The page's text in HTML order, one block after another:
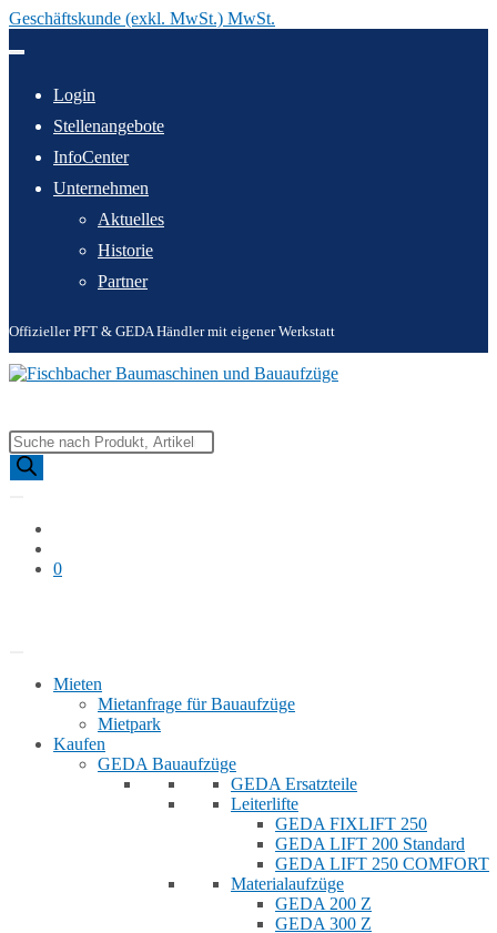
Geschäftskunde (exkl. MwSt.) MwSt.
Inhalt
Login
Stellenangebote
InfoCenter
Unternehmen
Aktuelles
Historie
Partner
Offizieller PFT & GEDA Händler mit eigener Werkstatt
Products
search
0
Mieten
Mietanfrage für Bauaufzüge
Mietpark
Kaufen
GEDA Bauaufzüge
GEDA Ersatzteile
Leiterlifte
GEDA FIXLIFT 250
GEDA LIFT 200 Standard
GEDA LIFT 250 COMFORT
Materialaufzüge
GEDA 200 Z
GEDA 300 Z